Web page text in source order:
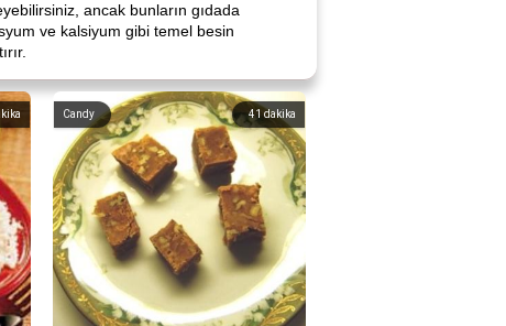
ancak bunların gıdada
ve kalsiyum gibi temel besin
41 dakika
Candy